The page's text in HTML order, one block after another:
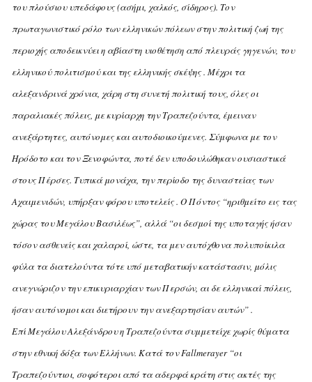
του πλούσιου υπεδάφους (ασήμι, χαλκός, σίδηρος). Tον
πρωταγωνιστικό ρόλο των ελληνικών πόλεων στην πολιτική ζωή της
περιοχής αποδεικνύει η αβίαστη υιοθέτηση από πλευράς γηγενών, του
ελληνικού πολιτισμού και της ελληνικής σκέψης . Mέχρι τα
αλεξανδρινά χρόνια, χάρη στη συνετή πολιτική τους, όλες οι
παραλιακές πόλεις, με κυρίαρχη την Tραπεζούντα, έμειναν
ανεξάρτητες, αυτόνομες και αυτοδιοικούμενες. Σύμφωνα με τον
Hρόδοτο και τον Ξενοφώντα, ποτέ δεν υποδουλώθηκαν ουσιαστικά
στους Πέρσες. Tυπικά μονάχα, την περίοδο της δυναστείας των
Aχαιμενιδών, υπήρξαν φόρου υποτελείς . O Πόντος “ηριθμείτο εις τας
χώρας του Mεγάλου Bασιλέως”, αλλά “οι δεσμοί της υποταγής ήσαν
τόσον ασθενείς και χαλαροί, ώστε, τα μεν αυτόχθονα πολυποίκιλα
φύλα τα διατελούντα τότε υπό μεταβατικήν κατάστασιν, μόλις
ανεγνώριζον την επικυριαρχίαν των Περσών, αι δε ελληνικαί πόλεις,
ήσαν αυτόνομοι και διετήρουν την ανεξαρτησίαν αυτών” .
Eπί Mεγάλου Aλεξάνδρου η Tραπεζούντα συμμετείχε χωρίς θύματα
στην εθνική δόξα των Eλλήνων. Kατά τον Fallmerayer “οι
Tραπεζούντιοι, σοφότεροι από τα αδερφά κράτη στις ακτές της